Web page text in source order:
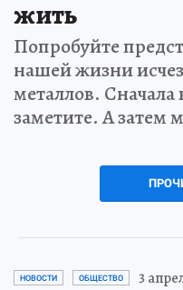
жить
Попробуйте
нашей жизни
металлов. Сначала
заметите. А затем
НОВОСТИ ОБЩЕСТВО 3